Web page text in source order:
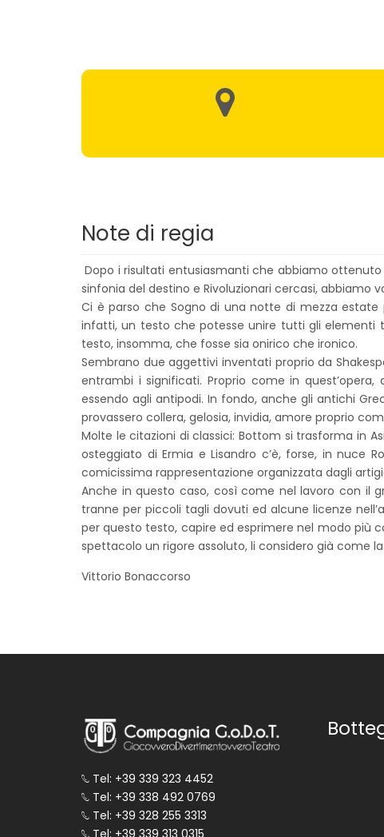
Note di regia
Dopo i risultati entusiasmanti che abbiamo
sinfonia del destino e Rivoluzionari cercasi, abbiamo
Ci è parso che Sogno di una notte di mezza estate
infatti, un testo che potesse unire tutti gli elementi
testo, insomma, che fosse sia onirico che ironico.
Sembrano due aggettivi inventati proprio da
entrambi i significati. Proprio come in
essendo agli antipodi. In fondo, anche gli antichi
provassero collera, gelosia, invidia, amore proprio
Molte le citazioni di classici: Bottom si trasforma in
osteggiato di Ermia e Lisandro c’è, forse, in nuce
comicissima rappresentazione organizzata dagli
Anche in questo caso, così come nel lavoro con il
tranne per piccoli tagli dovuti ed alcune licenze
per questo testo, capire ed esprimere nel modo più
spettacolo un rigore assoluto, li considero già come
Vittorio Bonaccorso
Tel: +39 339 323 4452
Tel: +39 338 492 0769
Tel: +39 328 255 3313